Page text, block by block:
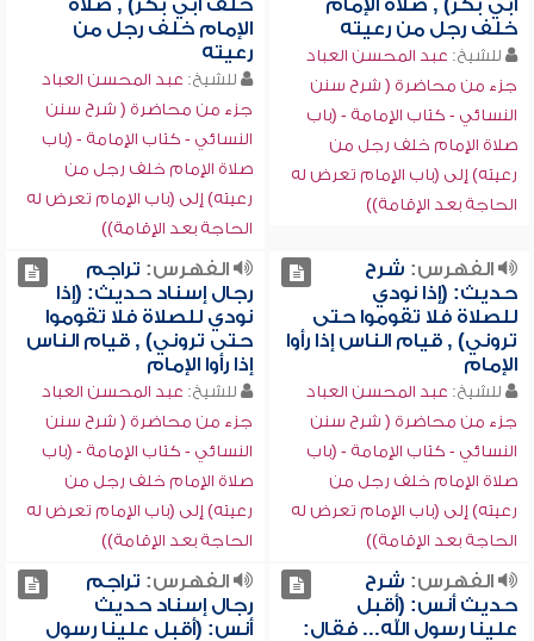
أبي بكر) , صلاة الإمام
خلف رجل من رعيته
للشيخ: عبد المحسن العباد
جزء من محاضرة ( شرح سنن
النسائي - كتاب الإمامة - (باب
صلاة الإمام خلف رجل من
رعيته) إلى (باب الإمام تعرض له
الحاجة بعد الإقامة))
خلف أبي بكر) , صلاة
الإمام خلف رجل من
رعيته
للشيخ: عبد المحسن العباد
جزء من محاضرة ( شرح سنن
النسائي - كتاب الإمامة - (باب
صلاة الإمام خلف رجل من
رعيته) إلى (باب الإمام تعرض له
الحاجة بعد الإقامة))
الفهرس: شرح
حديث: (إذا نودي
للصلاة فلا تقوموا حتى
تروني) , قيام الناس إذا رأوا
الإمام
للشيخ: عبد المحسن العباد
جزء من محاضرة ( شرح سنن
النسائي - كتاب الإمامة - (باب
صلاة الإمام خلف رجل من
رعيته) إلى (باب الإمام تعرض له
الحاجة بعد الإقامة))
الفهرس: تراجم
رجال إسناد حديث: (إذا
نودي للصلاة فلا تقوموا
حتى تروني) , قيام الناس
إذا رأوا الإمام
للشيخ: عبد المحسن العباد
جزء من محاضرة ( شرح سنن
النسائي - كتاب الإمامة - (باب
صلاة الإمام خلف رجل من
رعيته) إلى (باب الإمام تعرض له
الحاجة بعد الإقامة))
الفهرس: شرح
حديث أنس: (أقبل
علينا رسول الله... فقال:
الفهرس: تراجم
رجال إسناد حديث
أنس: (أقبل علينا رسول